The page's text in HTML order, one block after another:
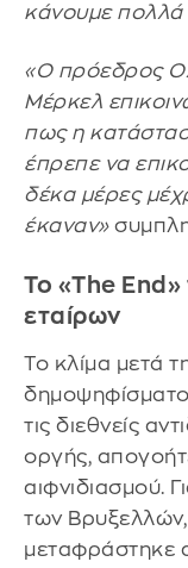
κάνουμε πολλά
«Ο πρόεδρος
Μέρκελ
πως η
έπρεπε να
δέκα μέρες
έκαναν»
Το «The
εταίρων
Το κλίμα μετά
τις διεθνείς
οργής,
αιφνιδιασμού.
των Βρυξελλών,
μεταφράστηκε